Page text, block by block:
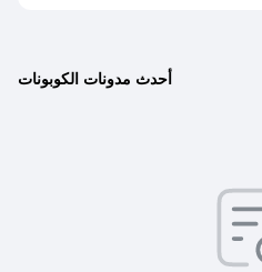
أحدث مدونات الكوبونات